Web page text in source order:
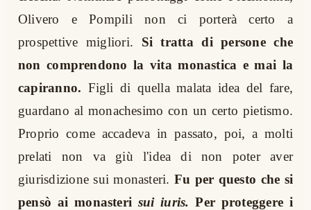
Olivero e Pompili non ci porterà certo a
prospettive migliori. Si tratta di persone che
non comprendono la vita monastica e mai la
capiranno. Figli di quella malata idea del fare,
guardano al monachesimo con un certo pietismo.
Proprio come accadeva in passato, poi, a molti
prelati non va giù l'idea di non poter aver
giurisdizione sui monasteri. Fu per questo che si
pensò ai monasteri sui iuris. Per proteggere i